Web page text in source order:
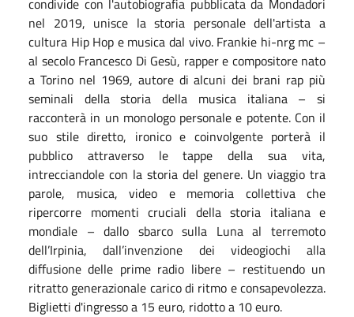
nel 2019, unisce la storia personale dell'artista a
cultura Hip Hop e musica dal vivo. Frankie hi-nrg mc –
al secolo Francesco Di Gesù, rapper e compositore nato
a Torino nel 1969, autore di alcuni dei brani rap più
seminali della storia della musica italiana – si
racconterà in un monologo personale e potente. Con il
suo stile diretto, ironico e coinvolgente porterà il
pubblico attraverso le tappe della sua vita,
intrecciandole con la storia del genere. Un viaggio tra
parole, musica, video e memoria collettiva che
ripercorre momenti cruciali della storia italiana e
mondiale – dallo sbarco sulla Luna al terremoto
dell’Irpinia, dall’invenzione dei videogiochi alla
diffusione delle prime radio libere – restituendo un
ritratto generazionale carico di ritmo e consapevolezza.
Biglietti d'ingresso a 15 euro, ridotto a 10 euro.